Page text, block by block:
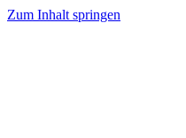
Zum Inhalt springen